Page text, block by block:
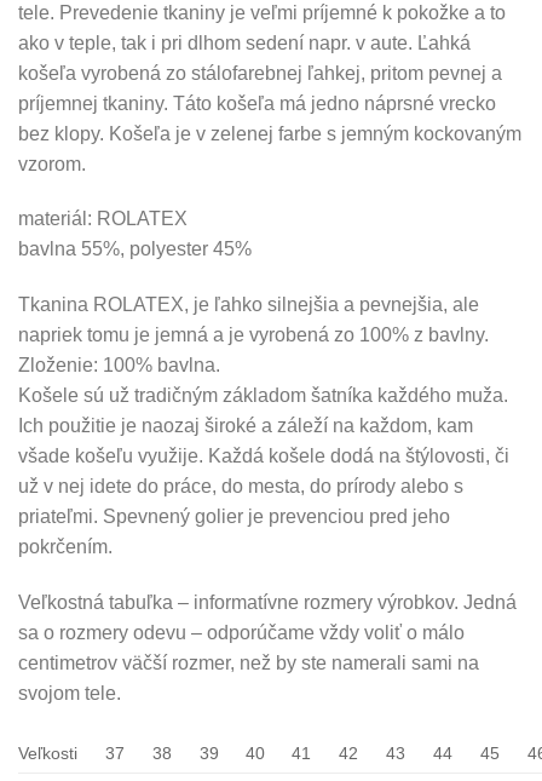
tele. Prevedenie tkaniny je veľmi príjemné k pokožke a to
ako v teple, tak i pri dlhom sedení napr. v aute. Ľahká
košeľa vyrobená zo stálofarebnej ľahkej, pritom pevnej a
príjemnej tkaniny. Táto košeľa má jedno náprsné vrecko
bez klopy. Košeľa je v zelenej farbe s jemným kockovaným
vzorom.
materiál: ROLATEX
bavlna 55%, polyester 45%
Tkanina ROLATEX, je ľahko silnejšia a pevnejšia, ale
napriek tomu je jemná a je vyrobená zo 100% z bavlny.
Zloženie: 100% bavlna.
Košele sú už tradičným základom šatníka každého muža.
Ich použitie je naozaj široké a záleží na každom, kam
všade košeľu využije. Každá košele dodá na štýlovosti, či
už v nej idete do práce, do mesta, do prírody alebo s
priateľmi. Spevnený golier je prevenciou pred jeho
pokrčením.
Veľkostná tabuľka – informatívne rozmery výrobkov. Jedná
sa o rozmery odevu – odporúčame vždy voliť o málo
centimetrov väčší rozmer, než by ste namerali sami na
svojom tele.
Veľkosti 37 38 39 40 41 42 43 44 45